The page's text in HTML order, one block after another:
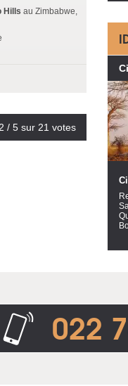
Hills au Zimbabwe,
/ 5 sur 21 votes
022